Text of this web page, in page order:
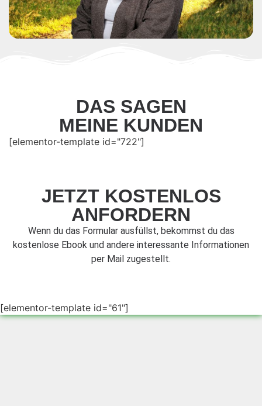
DAS SAGEN
MEINE KUNDEN
[elementor-template id="722"]
JETZT KOSTENLOS
ANFORDERN
Wenn du das Formular ausfüllst, bekommst du das
kostenlose Ebook und andere interessante Informationen
per Mail zugestellt.
[elementor-template id="61"]